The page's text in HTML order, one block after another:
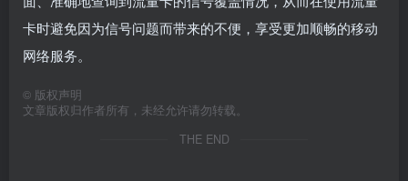
卡时避免因为信号问题而带来的不便，享受更加顺畅的移动
网络服务。
© 版权声明
文章版权归作者所有，未经允许请勿转载。
THE END